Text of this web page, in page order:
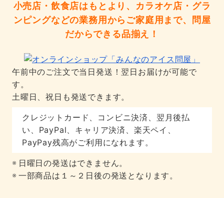
小売店・飲食店はもとより、カラオケ店・グラ
ンピングなどの業務用からご家庭用まで、問屋
だからできる品揃え！
午前中のご注文で当日発送！翌日お届けが可能で
す。
土曜日、祝日も発送できます。
クレジットカード、コンビニ決済、翌月後払
い、PayPal、キャリア決済、楽天ペイ、
PayPay残高がご利用になれます。
日曜日の発送はできません。
一部商品は１～２日後の発送となります。